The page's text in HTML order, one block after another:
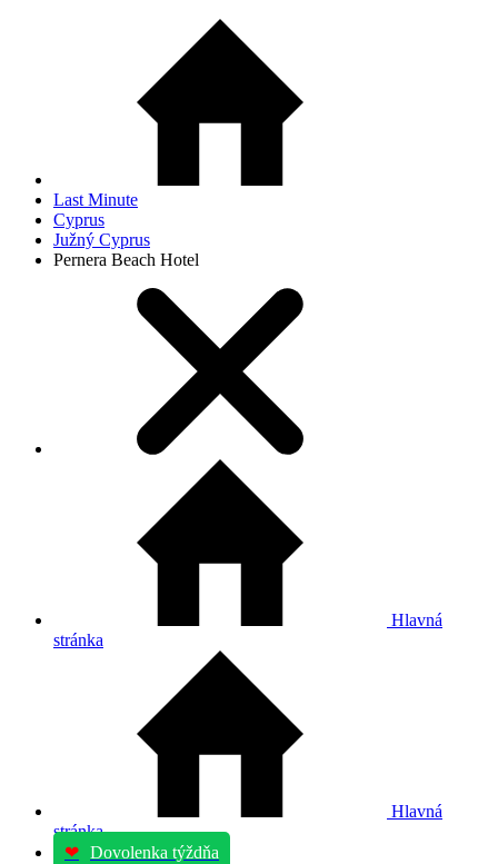
Last Minute
Cyprus
Južný Cyprus
Pernera Beach Hotel
Hlavná
stránka
Hlavná
stránka
❤ Dovolenka týždňa